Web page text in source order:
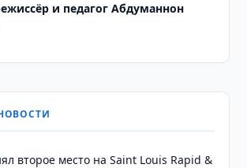
и педагог Абдуманнон
второе место на Saint Louis Rapid &